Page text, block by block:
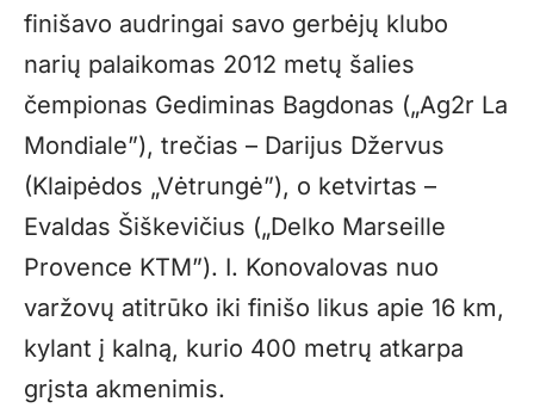
finišavo audringai savo gerbėjų klubo
narių palaikomas 2012 metų šalies
čempionas Gediminas Bagdonas („Ag2r La
Mondiale”), trečias – Darijus Džervus
(Klaipėdos „Vėtrungė”), o ketvirtas –
Evaldas Šiškevičius („Delko Marseille
Provence KTM”). I. Konovalovas nuo
varžovų atitrūko iki finišo likus apie 16 km,
kylant į kalną, kurio 400 metrų atkarpa
grįsta akmenimis.